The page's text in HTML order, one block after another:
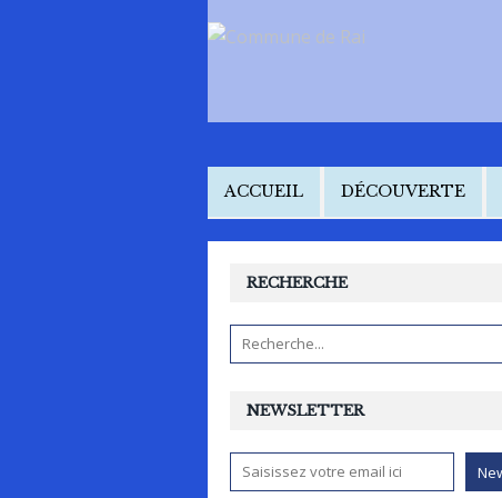
ACCUEIL DÉCOUVERTE
NEWSLETTER
RECHERCHE